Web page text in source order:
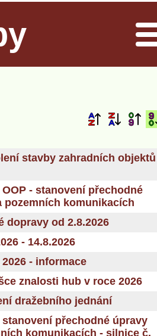
stavby zahradních objektů
- stanovení přechodné
pozemních komunikacích
dopravy od 2.8.2026
- 14.8.2026
- informace
znalosti hub v roce 2026
dražebního jednání
přechodné úpravy
komunikacích - silnice č.